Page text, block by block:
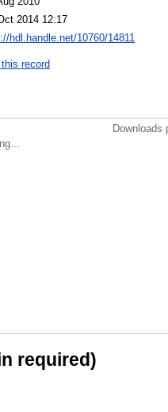
2014 12:17
hdl.handle.net/10760/14811
record
Downloads
required)